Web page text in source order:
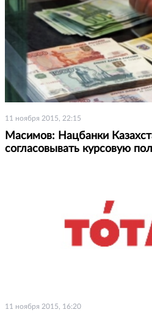
11 ноября 2015, 22:15
Масимов: Нацбанки
согласовывать курсовую
11 ноября 2015, 16:20